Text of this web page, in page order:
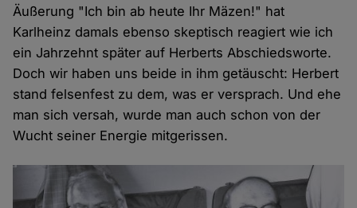
Äußerung "Ich bin ab heute Ihr Mäzen!" hat
Karlheinz damals ebenso skeptisch reagiert wie ich
ein Jahrzehnt später auf Herberts Abschiedsworte.
Doch wir haben uns beide in ihm getäuscht: Herbert
stand felsenfest zu dem, was er versprach. Und ehe
man sich versah, wurde man auch schon von der
Wucht seiner Energie mitgerissen.